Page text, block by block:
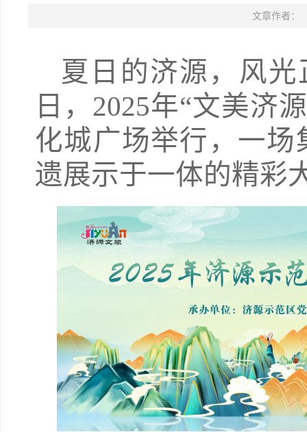
文章作者：
夏日的济源，风
日，2025年“文美济
化城广场举行，一
遗展示于一体的精彩